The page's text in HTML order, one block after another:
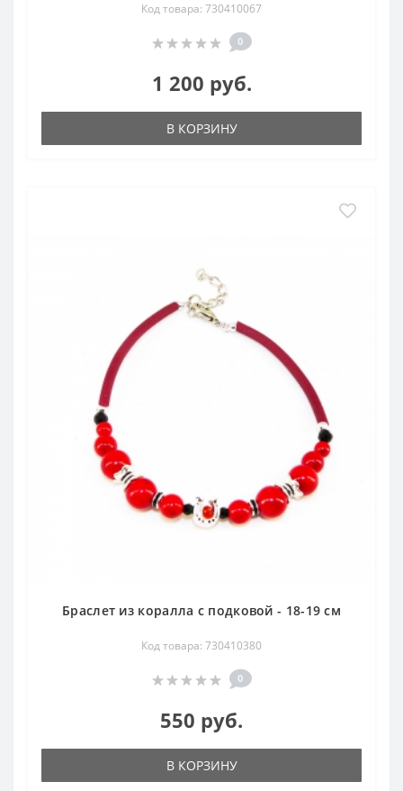
Код товара: 730410067
0
1 200 руб.
В КОРЗИНУ
Браслет из коралла с подковой - 18-19 см
Код товара: 730410380
0
550 руб.
В КОРЗИНУ